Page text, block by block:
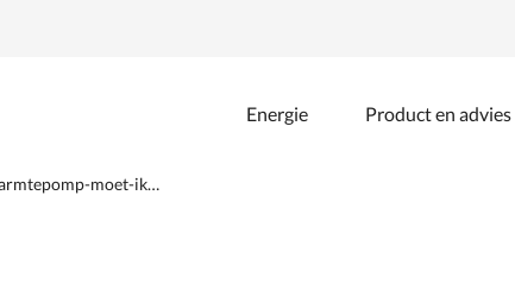
website
Energie Product en advies
moet-ik…